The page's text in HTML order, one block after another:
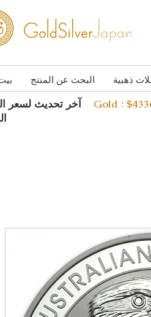
البحث عن المنتج ذهبية
آخر تحديث لسعر
Gold :